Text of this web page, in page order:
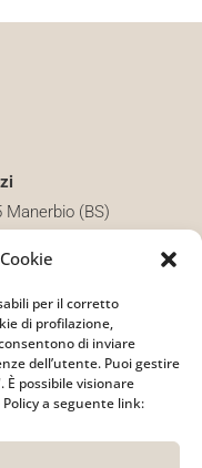
per il corretto
di profilazione,
di inviare
dell’utente. Puoi gestire
È possibile visionare
a seguente link:
Manerbio (BS)